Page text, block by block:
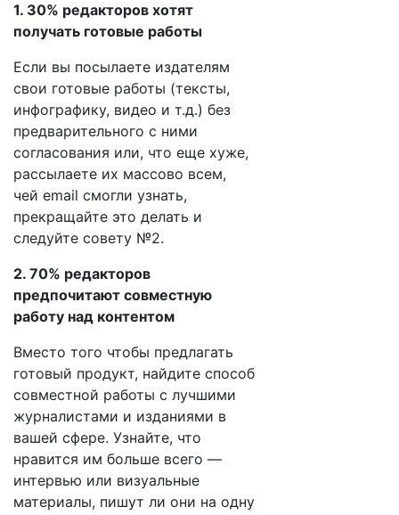
1. 30% редакторов хотят
получать готовые работы
Если вы посылаете издателям
свои готовые работы (тексты,
инфографику, видео и т.д.) без
предварительного с ними
согласования или, что еще хуже,
рассылаете их массово всем,
чей email смогли узнать,
прекращайте это делать и
следуйте совету №2.
2. 70% редакторов
предпочитают совместную
работу над контентом
Вместо того чтобы предлагать
готовый продукт, найдите способ
совместной работы с лучшими
журналистами и изданиями в
вашей сфере. Узнайте, что
нравится им больше всего —
интервью или визуальные
материалы, пишут ли они на одну